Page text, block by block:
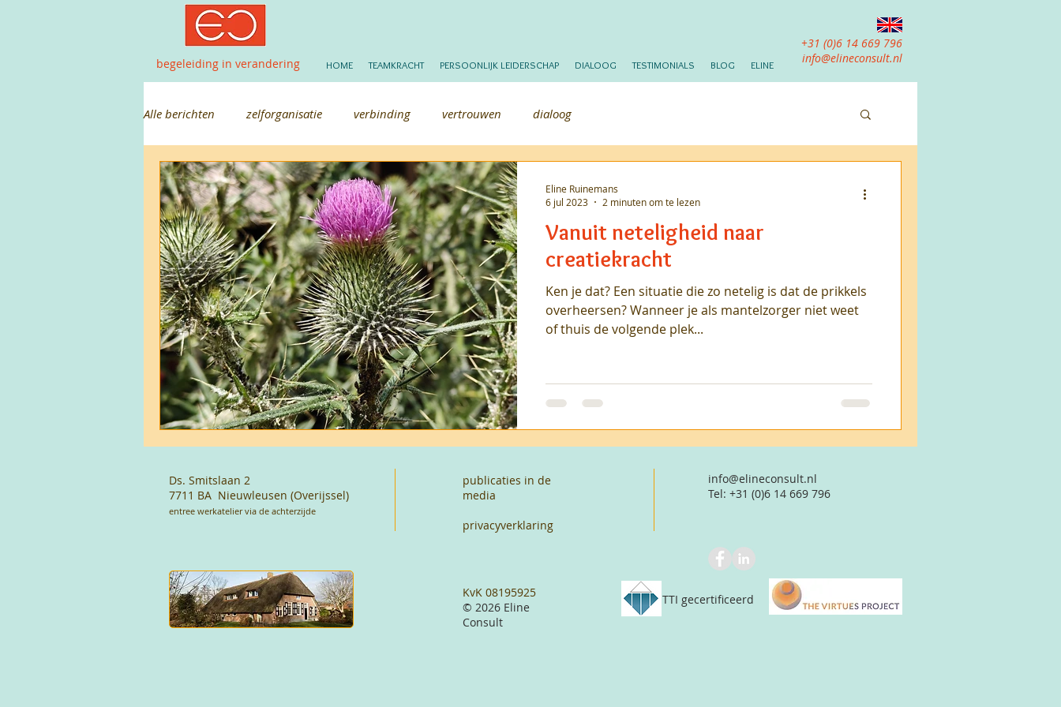
HOME TEAMKRACHT PERSOONLIJK LEIDERSCHAP DIALOOG TESTIMONIALS BLOG ELINE
+31 (0)6 14 669 796
info@elineconsult.nl
Alle berichten zelforganisatie verbinding vertrouwen dialoog
Vanuit neteligheid naar
creatiekracht
Ken je dat? Een situatie die zo netelig is dat de prikkels
overheersen? Wanneer je als mantelzorger niet weet
of thuis de volgende plek...
Eline Ruinemans
6 jul 2023
2 minuten om te lezen
begeleiding in verandering
Ds. Smitslaan 2
7711 BA Nieuwleusen (Overijssel)
entree werkatelier via de achterzijde
publicaties in de
media
privacyverklaring
info@elineconsult.nl
Tel: +31 (0)6 14 669 796
KvK 08195925
© 2026 Eline
Consult
TTI gecertificeerd